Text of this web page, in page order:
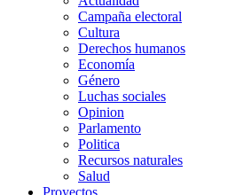
Campaña electoral
Cultura
Derechos humanos
Economía
Género
Luchas sociales
Opinion
Parlamento
Politica
Recursos naturales
Salud
Proyectos